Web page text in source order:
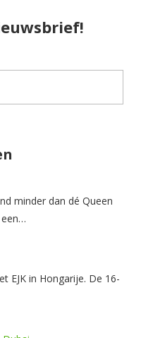
minder dan dé Queen
een…
EJK in Hongarije. De 16-